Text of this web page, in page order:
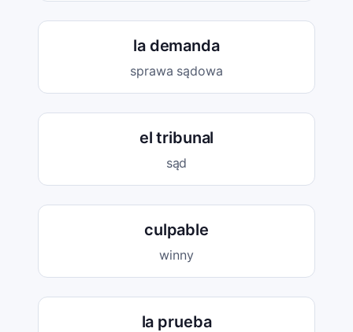
la demanda
sprawa sądowa
el tribunal
sąd
culpable
winny
la prueba